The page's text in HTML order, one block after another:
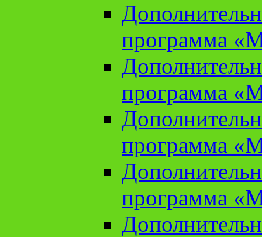
программа
программа
программа
программа